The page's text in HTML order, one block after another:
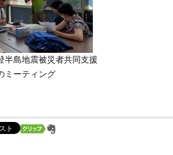
半島地震被災者共同支援
ミーティング